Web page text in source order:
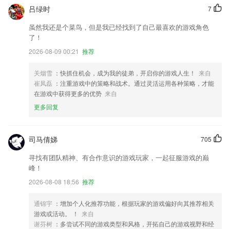
7
吕绿时
虽然我还是个菜鸟，但是我已经找到了自己最喜欢的游戏角色
了！
2026-08-09 00:21 推荐
关烟雪 ：快抓住机会，成为我的徒弟，开启你的游戏人生！
来自
崔凤磊 ：注重游戏中的策略和战术。通过灵活运用各种策略，才能
在游戏中获得更多的优势 来自
更多回复
705
司马倩娣
寻找有团队精神、有合作意识的游戏玩家，一起征服游戏的巅
峰！
2026-08-08 18:56 推荐
通锦宇 ：增加个人化推荐功能，根据玩家的游戏偏好向其推荐相关
游戏或活动。 ！
来自
谢芬树 ：多尝试不同的游戏类型和风格，开拓自己的游戏视野和经